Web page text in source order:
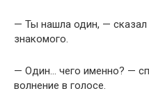
— Ты нашла один, — сказал
знакомого.
— Один… чего именно? —
волнение в голосе.